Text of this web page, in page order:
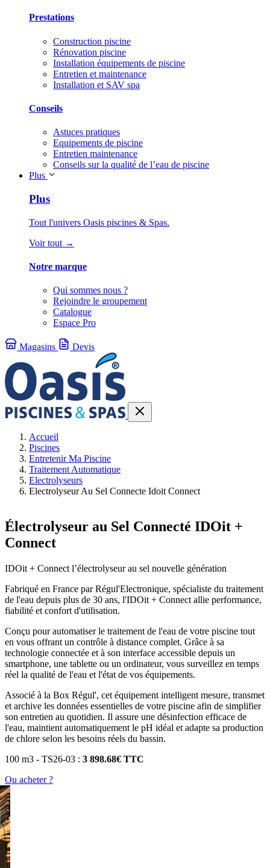
Prestations
Construction piscine
Rénovation piscine
Installation équipements de piscine
Entretien et maintenance
Installation et SAV spa
Conseils
Astuces pratiques
Equipements de piscine
Entretien maintenance
Conseils sur la qualité de l’eau de piscine
Plus
Plus
Tout l'univers Oasis piscines & Spas.
Voir tout →
Notre marque
Qui sommes nous ?
Rejoindre le groupement
Catalogue
Espace Pro
Magasins Devis
Accueil
Piscines
Entretenir Ma Piscine
Traitement Automatique
Electrolyseurs
Electrolyseur Au Sel Connecte Idoit Connect
Électrolyseur au Sel Connecté IDOit +
Connect
IDOit + Connect l’électrolyseur au sel nouvelle génération
Fabriqué en France par Régul'Electronique, spécialiste du traitement
de l'eau depuis plus de 30 ans, l'IDOit + Connect allie performance,
fiabilité et confort d'utilisation.
Conçu pour automatiser le traitement de l'eau de votre piscine tout
en vous offrant un contrôle à distance complet. Grâce à sa
technologie connectée et à son interface accessible depuis un
smartphone, une tablette ou un ordinateur, vous surveillez en temps
réel la qualité de l'eau et l'état de vos équipements.
Associé à la Box Régul', cet équipement intelligent mesure, transmet
et archive les données essentielles de votre piscine afin de simplifier
son entretien au quotidien. Il assure une désinfection efficace de
l'eau, maintient automatiquement le pH idéal et adapte sa production
de chlore selon les besoins réels du bassin.
100 m3 - TS26-03 : 3 898.68€ TTC
Ou acheter ?